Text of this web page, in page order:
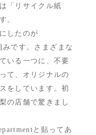
「リサイクル紙
。
したのが
みです。さまざまな
いる一つに、不要
て、オリジナルの
をしています。初
の店舗で驚きまし
と貼ってあ